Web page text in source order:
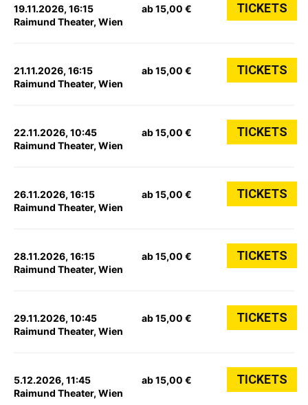
19.11.2026, 16:15
Raimund Theater, Wien
ab 15,00 € TICKETS
21.11.2026, 16:15
Raimund Theater, Wien
ab 15,00 € TICKETS
22.11.2026, 10:45
Raimund Theater, Wien
ab 15,00 € TICKETS
26.11.2026, 16:15
Raimund Theater, Wien
ab 15,00 € TICKETS
28.11.2026, 16:15
Raimund Theater, Wien
ab 15,00 € TICKETS
29.11.2026, 10:45
Raimund Theater, Wien
ab 15,00 € TICKETS
5.12.2026, 11:45
Raimund Theater, Wien
ab 15,00 € TICKETS